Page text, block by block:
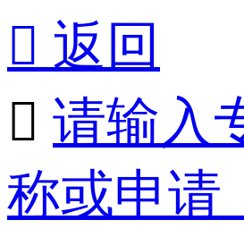
 返回
 请输入
称或申请